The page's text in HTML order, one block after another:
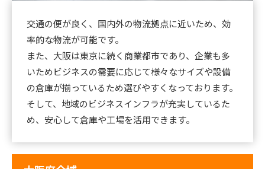
交通の便が良く、国内外の物流拠点に近いため、効
率的な物流が可能です。
また、大阪は東京に続く商業都市であり、企業も多
いためビジネスの需要に応じて様々なサイズや設備
の倉庫が揃っているため選びやすくなっております。
そして、地域のビジネスインフラが充実しているた
め、安心して倉庫や工場を活用できます。